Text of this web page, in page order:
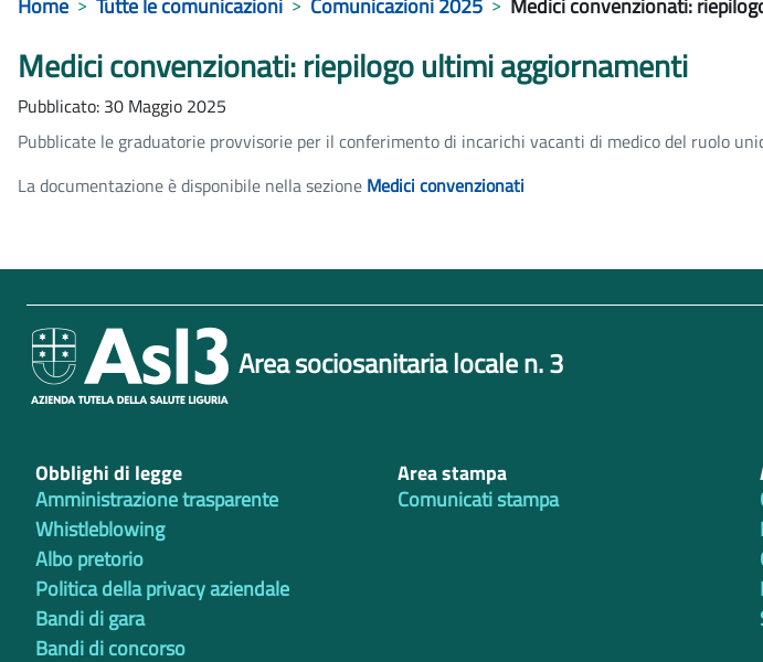
Home Tutte le comunicazioni Comunicazioni 2025 Medici convenzionati:
Medici convenzionati: riepilogo ultimi aggiornamenti
Pubblicato: 30 Maggio 2025
Pubblicate le graduatorie provvisorie per il conferimento di incarichi vacanti di medico del ruolo
La documentazione è disponibile nella sezione Medici convenzionati
Area sociosanitaria locale n. 3
Obblighi di legge
Amministrazione trasparente
Whistleblowing
Albo pretorio
Politica della privacy aziendale
Bandi di gara
Bandi di concorso
Area stampa
Comunicati stampa